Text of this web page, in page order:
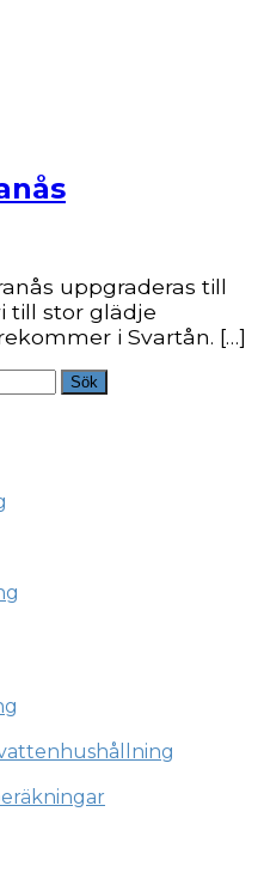
uppgraderas till
till stor glädje
i Svartån. […]
Sök